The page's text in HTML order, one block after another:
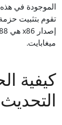
الموجودة في هذه
ميغابايت.
كيفية
التحديث